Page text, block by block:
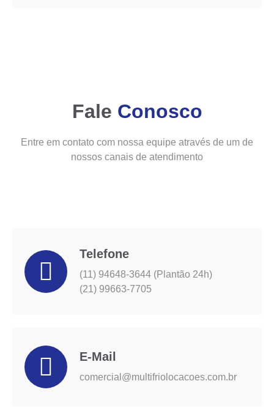
Fale Conosco
Entre em contato com nossa equipe através de um de
nossos canais de atendimento
Telefone
(11) 94648-3644 (Plantão 24h)
(21) 99663-7705
E-Mail
comercial@multifriolocacoes.com.br